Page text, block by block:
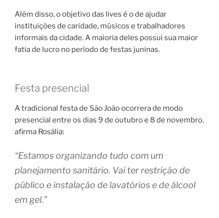
Além disso, o objetivo das lives é o de ajudar
instituições de caridade, músicos e trabalhadores
informais da cidade. A maioria deles possui sua maior
fatia de lucro no período de festas juninas.
Festa presencial
A tradicional festa de São João ocorrera de modo
presencial entre os dias 9 de outubro e 8 de novembro,
afirma Rosália:
“Estamos organizando tudo com um
planejamento sanitário. Vai ter restrição de
público e instalação de lavatórios e de álcool
em gel.”